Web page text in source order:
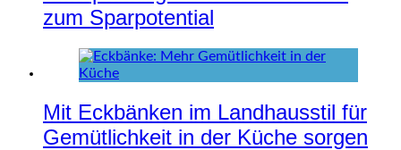
zum Sparpotential
Mit Eckbänken im Landhausstil für
Gemütlichkeit in der Küche sorgen